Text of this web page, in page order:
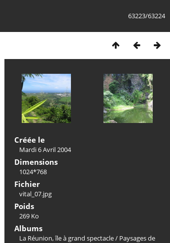
63223/63224
Créée le
Mardi 6 Avril 2004
Dimensions
1024*768
Fichier
vital_07.jpg
Poids
269 Ko
Albums
La Réunion, île à grand spectacle/ Paysages de